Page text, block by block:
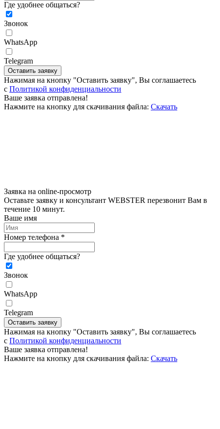
Где удобнее общаться?
Звонок
WhatsApp
Telegram
Оставить заявку
Нажимая на кнопку "Оставить заявку", Вы соглашаетесь
c Политикой конфиденциальности
Ваше заявка отправлена!
Нажмите на кнопку для скачивания файла: Скачать
Заявка на online-просмотр
Оставьте заявку и консультант WEBSTER перезвонит Вам в
течение 10 минут.
Ваше имя
Номер телефона *
Где удобнее общаться?
Звонок
WhatsApp
Telegram
Оставить заявку
Нажимая на кнопку "Оставить заявку", Вы соглашаетесь
c Политикой конфиденциальности
Ваше заявка отправлена!
Нажмите на кнопку для скачивания файла: Скачать